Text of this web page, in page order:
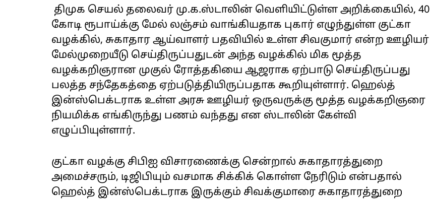
திமுக செயல் தலைவர் மு.க.ஸ்டாலின் வெளியிட்டுள்ள அறிக்கையில், 40
கோடி ரூபாய்க்கு மேல் லஞ்சம் வாங்கியதாக புகார் எழுந்துள்ள குட்கா
வழக்கில், சுகாதார ஆய்வாளர் பதவியில் உள்ள சிவகுமார் என்ற ஊழியர்
மேல்முறையீடு செய்திருப்பதுடன் அந்த வழக்கில் மிக மூத்த
வழக்கறிஞரான முகுல் ரோத்தகியை ஆஜராக ஏற்பாடு செய்திருப்பது
பலத்த சந்தேகத்தை ஏற்படுத்தியிருப்பதாக கூறியுள்ளார். ஹெல்த்
இன்ஸ்பெக்டராக உள்ள அரசு ஊழியர் ஒருவருக்கு மூத்த வழக்கறிஞரை
நியமிக்க எங்கிருந்து பணம் வந்தது என ஸ்டாலின் கேள்வி
எழுப்பியுள்ளார்.
குட்கா வழக்கு சிபிஐ விசாரணைக்கு சென்றால் சுகாதாரத்துறை
அமைச்சரும், டிஜிபியும் வசமாக சிக்கிக் கொள்ள நேரிடும் என்பதால்
ஹெல்த் இன்ஸ்பெக்டராக இருக்கும் சிவக்குமாரை சுகாதாரத்துறை